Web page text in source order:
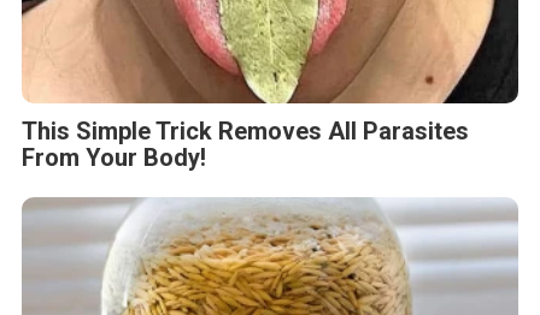
This Simple Trick Removes All Parasites
From Your Body!